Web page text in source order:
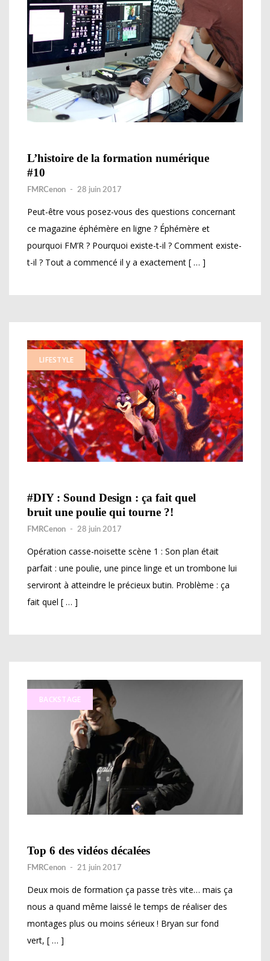
L’histoire de la formation numérique
#10
FMRCenon - 28 juin 2017
Peut-être vous posez-vous des questions concernant
ce magazine éphémère en ligne ? Éphémère et
pourquoi FM’R ? Pourquoi existe-t-il ? Comment existe-
t-il ? Tout a commencé il y a exactement [ … ]
LIFESTYLE
#DIY : Sound Design : ça fait quel
bruit une poulie qui tourne ?!
FMRCenon - 28 juin 2017
Opération casse-noisette scène 1 : Son plan était
parfait : une poulie, une pince linge et un trombone lui
serviront à atteindre le précieux butin. Problème : ça
fait quel [ … ]
BACKSTAGE
Top 6 des vidéos décalées
FMRCenon - 21 juin 2017
Deux mois de formation ça passe très vite… mais ça
nous a quand même laissé le temps de réaliser des
montages plus ou moins sérieux ! Bryan sur fond
vert, [ … ]